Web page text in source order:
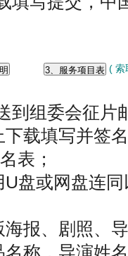
( 索
到组委会征片
载填写并签
表；
盘或网盘连
报、剧照、
称，导演姓